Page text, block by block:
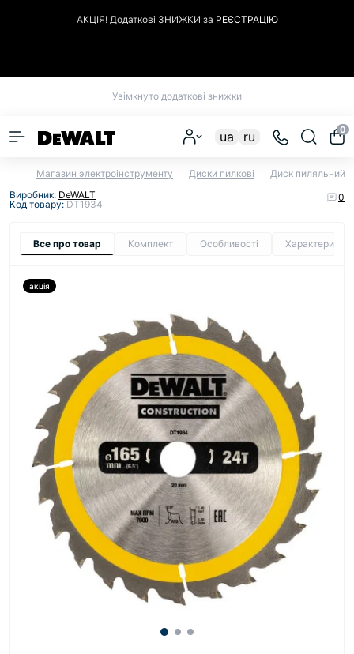
АКЦІЯ! Додаткові ЗНИЖКИ за РЕЄСТРАЦІЮ
Увімкнуто додаткові знижки
ua ru 0
Магазин электроінструменту Диски пилкові
Диск пиляльний
Виробник: DeWALT
Код товару: DT1934
0
Все про товар Комплект Особливості
акція